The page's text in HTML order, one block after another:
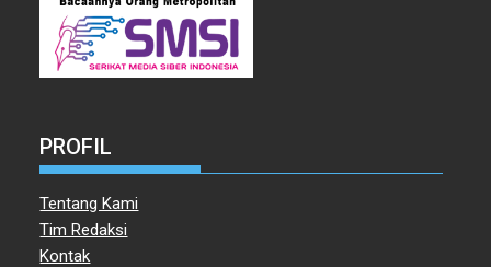
PROFIL
Tentang Kami
Tim Redaksi
Kontak